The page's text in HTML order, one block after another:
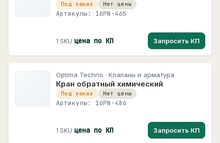
Под заказ Нет цены
Артикулы: 16PN-465
1 SKU цена по КП Запросить КП
Optima Techno · Клапаны и арматура
Кран обратный химический
Под заказ Нет цены
Артикулы: 16PN-486
1 SKU цена по КП Запросить КП